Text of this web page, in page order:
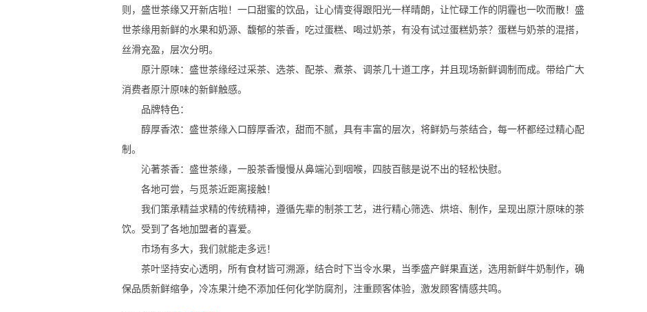
则，盛世茶缘又开新店啦！一口甜蜜的饮品，让心情变得跟阳光一样晴朗，让忙碌工作的阴霾也一吹而散！盛
世茶缘用新鲜的水果和奶源、馥郁的茶香，吃过蛋糕、喝过奶茶，有没有试过蛋糕奶茶？蛋糕与奶茶的混搭，
丝滑充盈，层次分明。
原汁原味：盛世茶缘经过采茶、选茶、配茶、煮茶、调茶几十道工序，并且现场新鲜调制而成。带给广大
消费者原汁原味的新鲜触感。
品牌特色：
醇厚香浓：盛世茶缘入口醇厚香浓，甜而不腻，具有丰富的层次，将鲜奶与茶结合，每一杯都经过精心配
制。
沁著茶香：盛世茶缘，一股茶香慢慢从鼻端沁到咽喉，四肢百骸是说不出的轻松快慰。
各地可尝，与觅茶近距离接触！
我们策承精益求精的传统精神，遵循先辈的制茶工艺，进行精心筛选、烘培、制作，呈现出原汁原味的茶
饮。受到了各地加盟者的喜爱。
市场有多大，我们就能走多远！
茶叶坚持安心透明，所有食材皆可溯源，结合时下当令水果，当季盛产鲜果直送，选用新鲜牛奶制作，确
保品质新鲜缩争，冷冻果汁绝不添加任何化学防腐剂，注重顾客体验，激发顾客情感共鸣。